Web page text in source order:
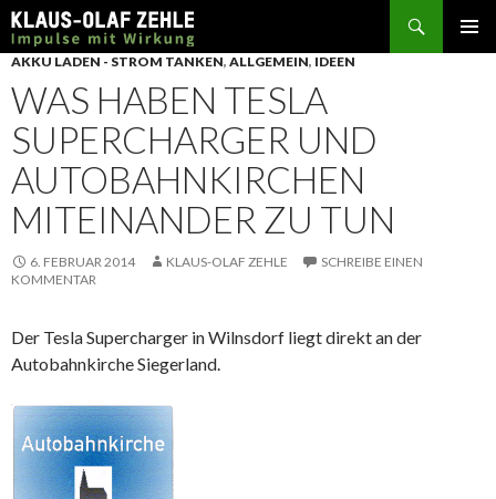
Suchen
SPRINGE
ZUM
INHALT
AKKU LADEN - STROM TANKEN, ALLGEMEIN, IDEEN
WAS HABEN TESLA
SUPERCHARGER UND
AUTOBAHNKIRCHEN
MITEINANDER ZU TUN
6. FEBRUAR 2014 KLAUS-OLAF ZEHLE
SCHREIBE EINEN
KOMMENTAR
Der Tesla Supercharger in Wilnsdorf liegt direkt an der
Autobahnkirche Siegerland.